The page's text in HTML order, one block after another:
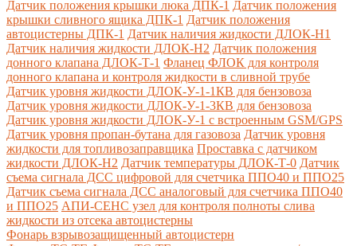
Датчик положения крышки люка ДПК-1 Датчик положения
крышки сливного ящика ДПК-1 Датчик положения
автоцистерны ДПК-1 Датчик наличия жидкости ДЛОК-Н1
Датчик наличия жидкости ДЛОК-Н2 Датчик положения
донного клапана ДЛОК-Т-1 Фланец ФЛОК для контроля
донного клапана и контроля жидкости в сливной трубе
Датчик уровня жидкости ДЛОК-У-1-1КВ для бензовоза
Датчик уровня жидкости ДЛОК-У-1-3КВ для бензовоза
Датчик уровня жидкости ДЛОК-У-1 с встроенным GSM/GPS
Датчик уровня пропан-бутана для газовоза Датчик уровня
жидкости для топливозаправщика Проставка с датчиком
жидкости ДЛОК-Н2 Датчик температуры ДЛОК-Т-0 Датчик
съема сигнала ДСС цифровой для счетчика ППО40 и ППО25
Датчик съема сигнала ДСС аналоговый для счетчика ППО40
и ППО25 АПИ-СЕНС узел для контроля полноты слива
жидкости из отсека автоцистерны
Фонарь взрывозащищенный автоцистерн